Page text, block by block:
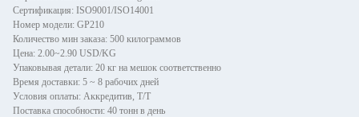
Сертификация: ISO9001/ISO14001
Номер модели: GP210
Количество мин заказа: 500 килограммов
Цена: 2.00~2.90 USD/KG
Упаковывая детали: 20 кг на мешок соответственно
Время доставки: 5 ~ 8 рабочих дней
Условия оплаты: Аккредитив, T/T
Поставка способности: 40 тонн в день